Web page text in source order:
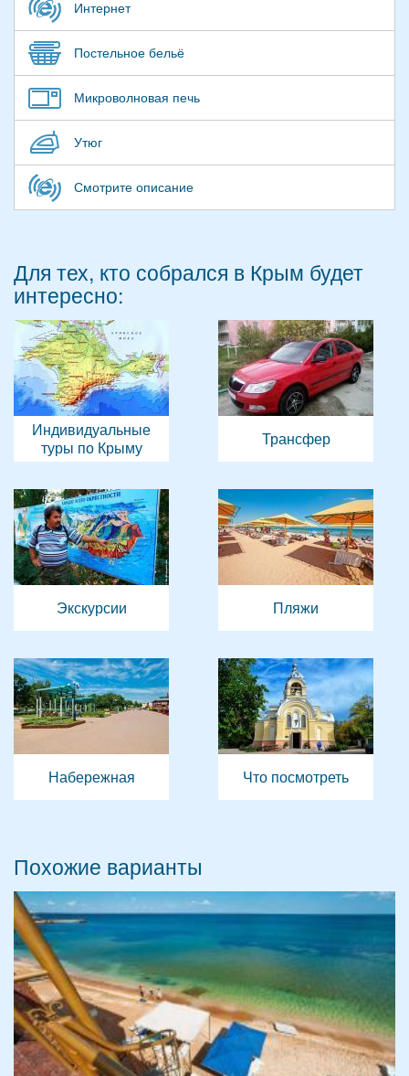
Интернет
Постельное бельё
Микроволновая печь
Утюг
Смотрите описание
Для тех, кто собрался в Крым будет
интересно:
Индивидуальные
туры по Крыму
Трансфер
Экскурсии Пляжи
Набережная Что посмотреть
Похожие варианты